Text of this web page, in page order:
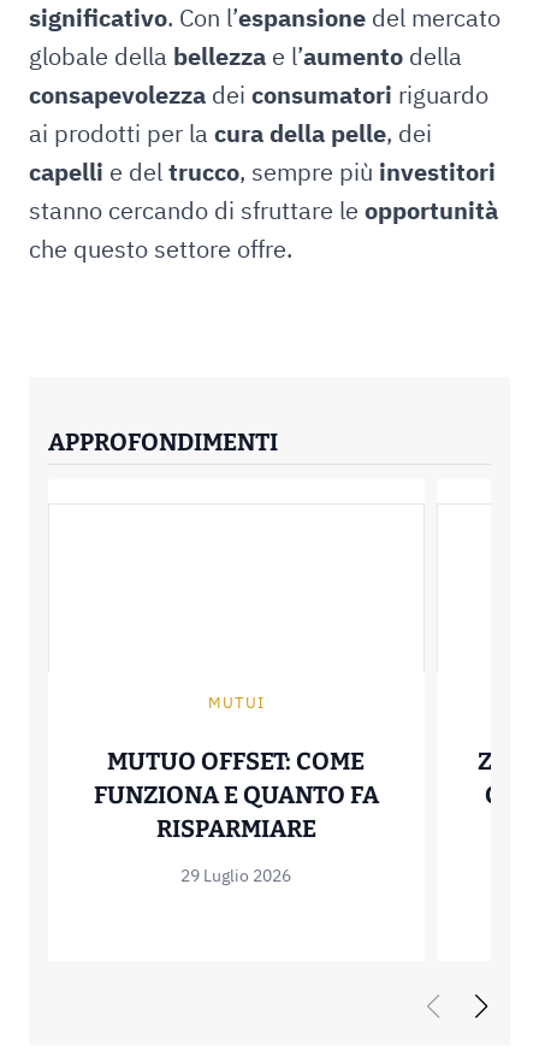
significativo. Con l’espansione del mercato
globale della bellezza e l’aumento della
consapevolezza dei consumatori riguardo
ai prodotti per la cura della pelle, dei
capelli e deltrucco, sempre più investitori
stanno cercando di sfruttare le opportunità
che questo settore offre.
APPROFONDIMENTI
MUTUI
MUTUO OFFSET: COME
FUNZIONA E QUANTO FA
RISPARMIAREMUTUO OFFSET:
29 Luglio 2026